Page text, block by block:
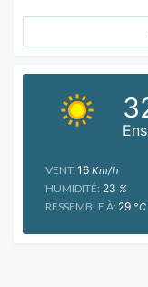
VENT: 16 Km/h
HUMIDITÉ: 23 %
RESSEMBLE À: 29 °C